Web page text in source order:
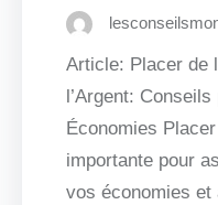
Article: Placer de
l’Argent:
Économies
importante pour
vos économies